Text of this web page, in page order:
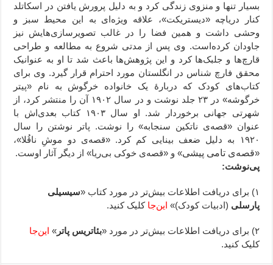
بسیار تنها و منزوی زندگی کرد و به دلیل پرورش یافتن در اسکاتلد
کنار دریاچه «دیستریکت»، علاقه ویژه‌ای به این محیط سبز و
وحشی داشت و همین فضا را در غالب تصویرسازی‌هایش نیز
جاودان کرده‌است. وی پس از مدتی شروع به مطالعه و طراحی
قارچ‌ها و جلبک‌ها کرد و این پژوهش‌ها باعث شد تا او به عنوانیک
محقق فارچ شناس در انگلستان مورد احترام قرار گیرد. وی برای
کتاب‌های کودک که دربارهٔ یک خانواده خرگوش به نام «پیتر
خرگوشه» در ۲۳ جلد نوشت و در سال ۱۹۰۲ آن را منتشر کرد، از
شهرتی جهانی برخوردار شد. او سال ۱۹۰۳ کتاب بعدی‌اش با
عنوان «قصه‌ی ناتکین سنجابه» را نوشت. پاتر نوشتن را سال
۱۹۲۰ به دلیل ضعف بینایی کم کرد. «قصه‌ی دو موشِ ناقُلا»،
«قصه‌ی تامی پیشی» و «قصه‌ی خوکی بی‌ریا» از دیگر آثار اوست.
پی‌نوشت:
۱) برای دریافت اطلاعات بیش‌تر در مورد کتاب «
سیسیلی
پارسلی (ادبیات کودک)» این‌جاکلیک کنید.
۲) برای دریافت اطلاعات بیش‌تر در مورد « بئاتریس پاتر» این‌جا
کلیک کنید.